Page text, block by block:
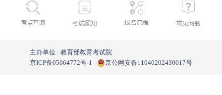
主办单位 : 教育部教育考试院
京ICP备05064772号-1
京公网安备11040202430017号